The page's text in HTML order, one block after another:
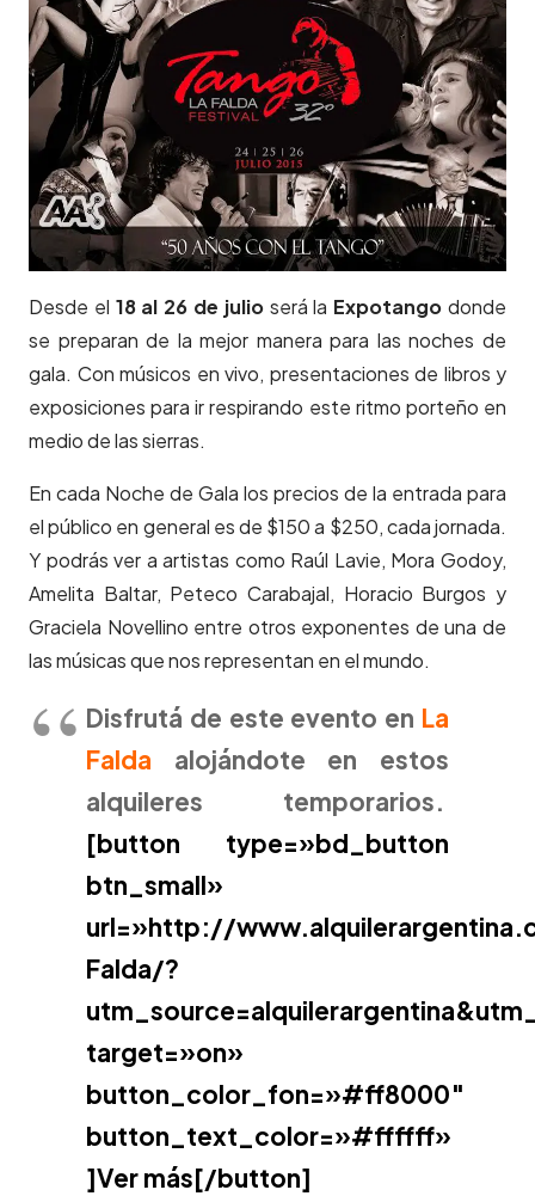
Desde el 18 al 26 de julioserá la Expotango donde
se preparan de la mejor manera para las noches de
gala. Con músicos en vivo, presentaciones de libros y
exposiciones para ir respirando este ritmo porteño en
medio de las sierras.
En cada Noche de Gala los precios de la entrada para
el público en general es de $150 a $250, cada jornada.
Y podrás ver a artistas como Raúl Lavie, Mora Godoy,
Amelita Baltar, Peteco Carabajal, Horacio Burgos y
Graciela Novellino entre otros exponentes de una de
las músicas que nos representan en el mundo.
Disfrutá de este evento en La
Falda alojándote en estos
alquileres temporarios.
[button type=»bd_button
btn_small»
url=»http://
Falda/?
target=»on»
button_color_fon=»#ff8000″
button_text_color=»#ffffff»
]Ver más[/button]